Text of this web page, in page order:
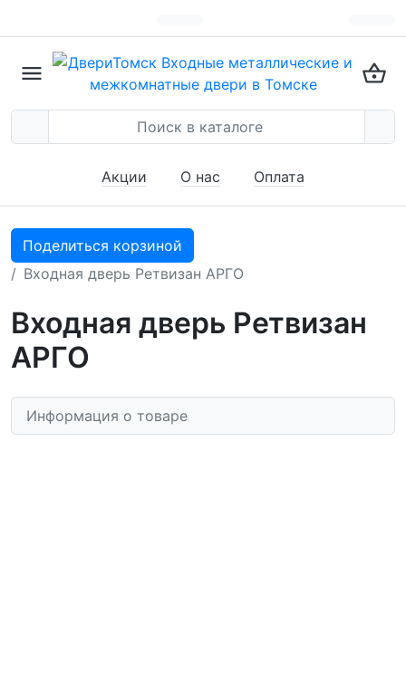
Акции О нас Оплата
Поделиться корзиной
Входная дверь Ретвизан АРГО
Входная дверь Ретвизан
АРГО
Информация о товаре